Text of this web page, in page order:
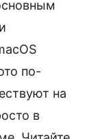
по-
на
в